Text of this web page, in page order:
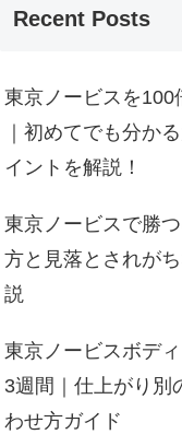
Recent Posts
東京ノービスを100
｜初めてでも分か
イントを解説！
東京ノービスで勝
方と見落とされが
説
東京ノービスボデ
3週間｜仕上がり別
わせ方ガイド